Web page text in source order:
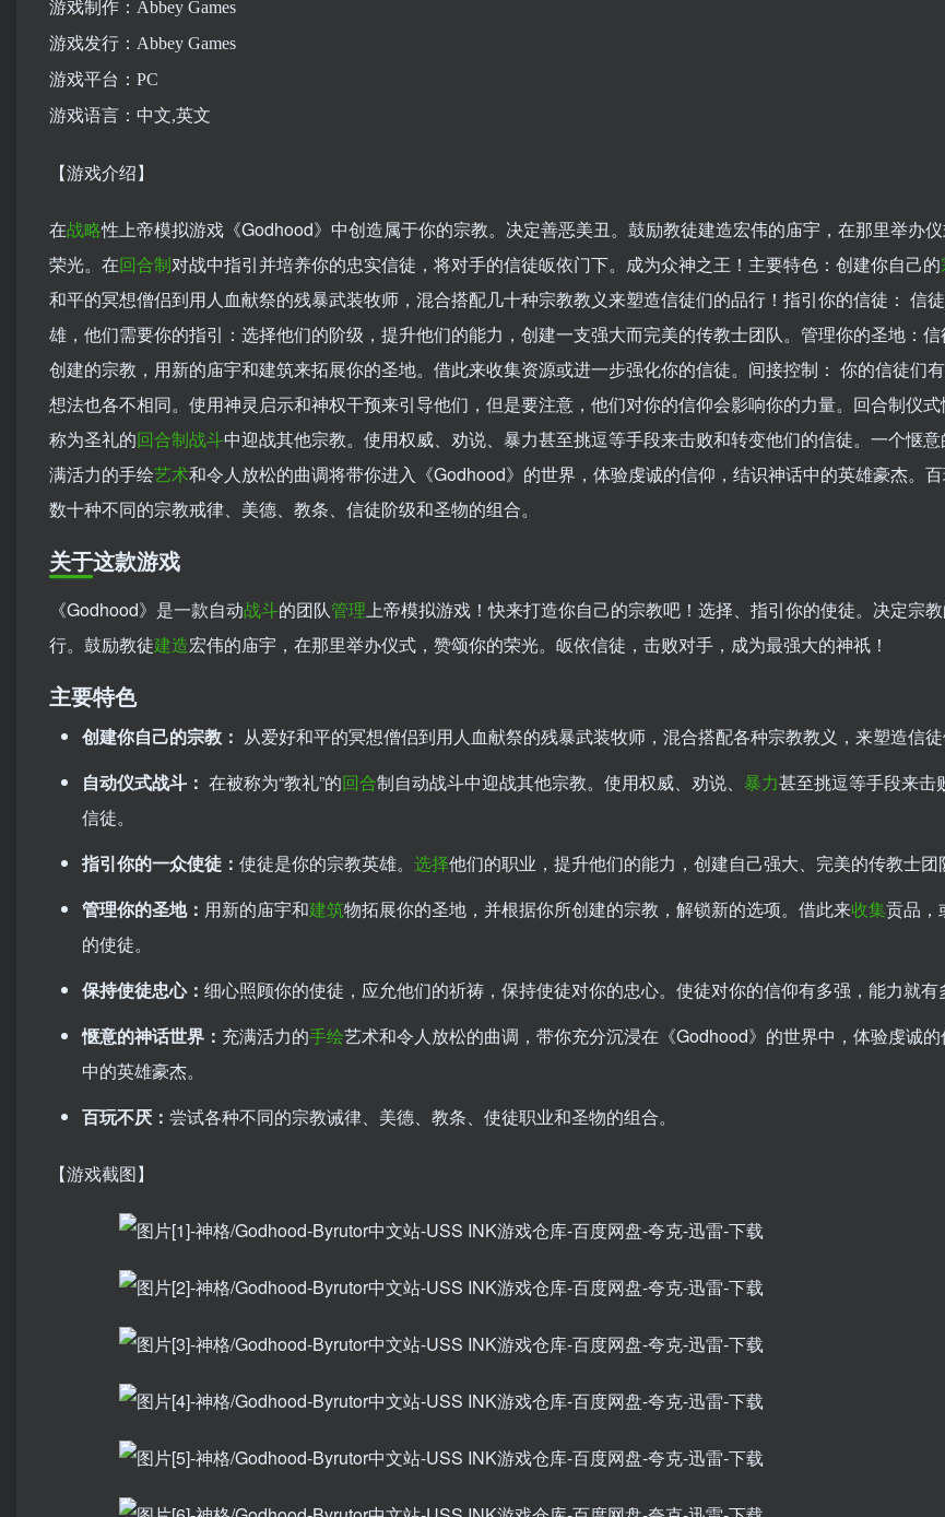
游戏制作：Abbey Games
游戏发行：Abbey Games
游戏平台：PC
游戏语言：中文,英文
【游戏介绍】
在战略性上帝模拟游戏《Godhood》中创造属于你的宗教。决定善恶美丑。鼓励教徒建造宏伟的庙宇，在那里举办
荣光。在回合制对战中指引并培养你的忠实信徒，将对手的信徒皈依门下。成为众神之王！主要特色：创建你自己的
和平的冥想僧侣到用人血献祭的残暴武装牧师，混合搭配几十种宗教教义来塑造信徒们的品行！指引你的信徒： 信
雄，他们需要你的指引：选择他们的阶级，提升他们的能力，创建一支强大而完美的传教士团队。管理你的圣地：
创建的宗教，用新的庙宇和建筑来拓展你的圣地。借此来收集资源或进一步强化你的信徒。间接控制： 你的信徒们有
想法也各不相同。使用神灵启示和神权干预来引导他们，但是要注意，他们对你的信仰会影响你的力量。回合制仪
称为圣礼的回合制战斗中迎战其他宗教。使用权威、劝说、暴力甚至挑逗等手段来击败和转变他们的信徒。一个惬意
满活力的手绘艺术和令人放松的曲调将带你进入《Godhood》的世界，体验虔诚的信仰，结识神话中的英雄豪杰。
数十种不同的宗教戒律、美德、教条、信徒阶级和圣物的组合。
关于这款游戏
《Godhood》是一款自动战斗的团队管理上帝模拟游戏！快来打造你自己的宗教吧！选择、指引你的使徒。决定宗
行。鼓励教徒建造宏伟的庙宇，在那里举办仪式，赞颂你的荣光。皈依信徒，击败对手，成为最强大的神祇！
主要特色
创建你自己的宗教： 从爱好和平的冥想僧侣到用人血献祭的残暴武装牧师，混合搭配各种宗教教义，来塑造信徒
自动仪式战斗： 在被称为“教礼”的回合制自动战斗中迎战其他宗教。使用权威、劝说、 暴力甚至挑逗等手段来击
信徒。
指引你的一众使徒： 使徒是你的宗教英雄。 选择他们的职业，提升他们的能力，创建自己强大、完美的传教士团
管理你的圣地： 用新的庙宇和建筑物拓展你的圣地，并根据你所创建的宗教，解锁新的选项。借此来收集贡品，
的使徒。
保持使徒忠心： 细心照顾你的使徒，应允他们的祈祷，保持使徒对你的忠心。使徒对你的信仰有多强，能力就有
惬意的神话世界： 充满活力的手绘艺术和令人放松的曲调，带你充分沉浸在《Godhood》的世界中，体验虔诚
中的英雄豪杰。
百玩不厌： 尝试各种不同的宗教诫律、美德、教条、使徒职业和圣物的组合。
【游戏截图】